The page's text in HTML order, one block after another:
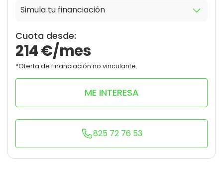
Simula tu financiación
Cuota desde:
214€/mes
*Oferta de financiación no vinculante.
ME INTERESA
825 72 76 53